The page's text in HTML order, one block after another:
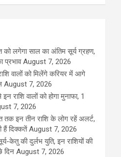
लगेगा साल का अंतिम सूर्य ग्रहण,
प्रभाव August 7, 2026
वालों को मिलेंगे करियर में आगे
August 7, 2026
राशि वालों को होगा मुनाफा, 1
7, 2026
इन तीन राशि के लोग रहें अलर्ट,
दिक्कतें August 7, 2026
केतु की दुर्लभ युति, इन राशियों की
दिन August 7, 2026